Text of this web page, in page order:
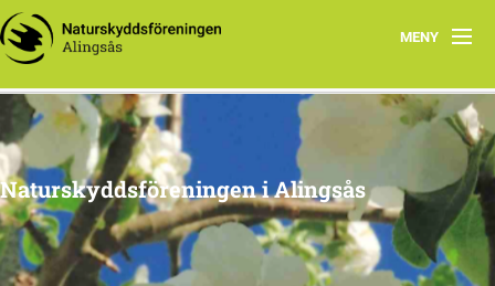
MENY
Aktuellt
Program 2026
Grupper
Samarbetsprojekt
Naturskyddsföreningen i Alingsås